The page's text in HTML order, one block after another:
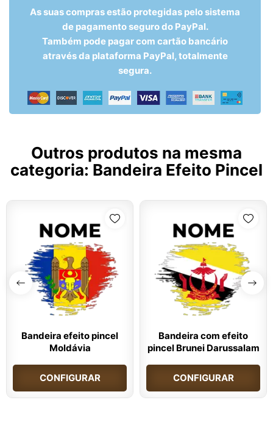
As suas compras estão protegidas pelo sistema
de pagamento seguro do PayPal.
Também pode pagar com cartão bancário
através da plataforma PayPal, totalmente
segura.
Outros produtos na mesma
categoria: Bandeira Efeito Pincel
Bandeira efeito pincel
Moldávia
CONFIGURAR
Bandeira com efeito
pincel Brunei Darussalam
CONFIGURAR